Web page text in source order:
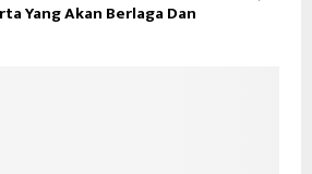
Yang Akan Berlaga Dan